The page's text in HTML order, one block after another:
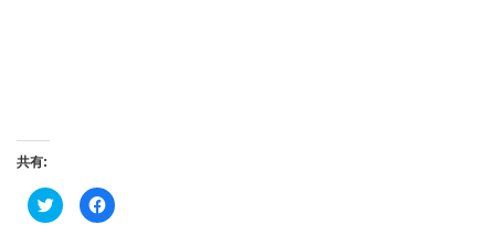
共有:
ク
リ
Facebook
で